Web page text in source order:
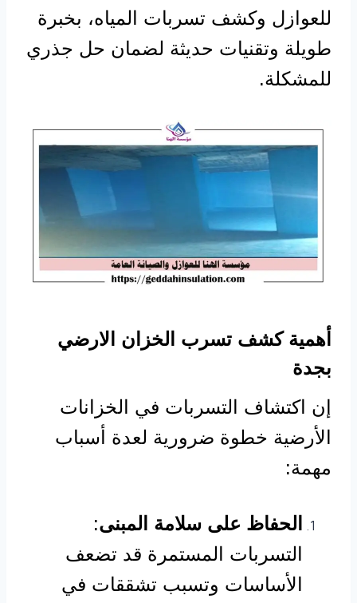
للعوازل وكشف تسربات المياه، بخبرة
طويلة وتقنيات حديثة لضمان حل جذري
للمشكلة.
أهمية كشف تسرب الخزان الارضي
بجدة
إن اكتشاف التسربات في الخزانات
الأرضية خطوة ضرورية لعدة أسباب
مهمة:
الحفاظ على سلامة المبنى:
التسربات المستمرة قد تضعف
الأساسات وتسبب تشققات في